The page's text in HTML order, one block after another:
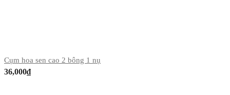
Cụm hoa sen cao 2 bông 1 nụ
36,000₫